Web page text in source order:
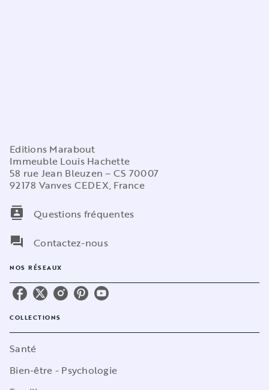
Editions Marabout
Immeuble Louis Hachette
58 rue Jean Bleuzen – CS 70007
92178 Vanves CEDEX, France
contacts
Questions fréquentes
question_answer
Contactez-nous
NOS RÉSEAUX
COLLECTIONS
Santé
Bien-être - Psychologie